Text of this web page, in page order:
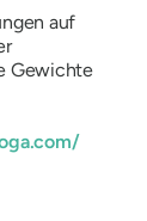
auf
Gewichte